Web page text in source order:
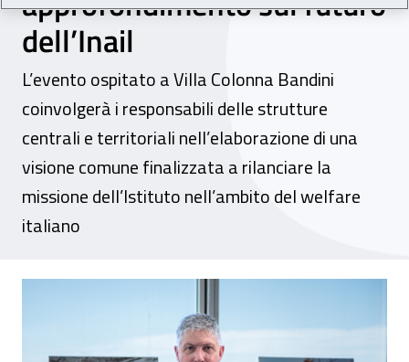
dell’Inail
L’evento ospitato a Villa Colonna Bandini
coinvolgerà i responsabili delle strutture
centrali e territoriali nell’elaborazione di una
visione comune finalizzata a rilanciare la
missione dell’Istituto nell’ambito del welfare
italiano
“La persona al centro”, il 28 e 29